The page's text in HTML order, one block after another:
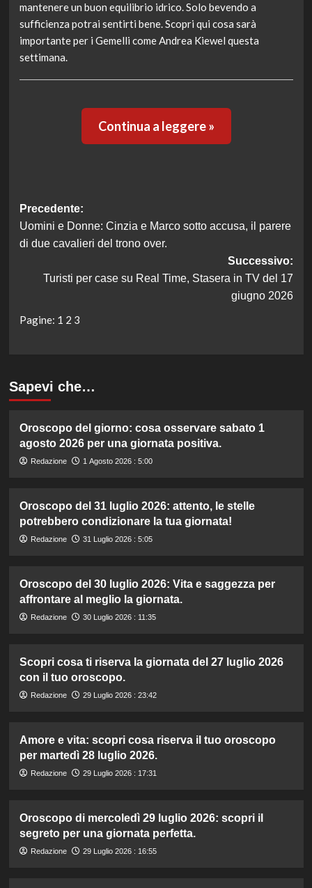
mantenere un buon equilibrio idrico. Solo bevendo a
sufficienza potrai sentirti bene. Scopri qui cosa sarà
importante per i Gemelli come Andrea Kiewel questa
settimana.
Continua a leggere »
Navigazione
articolo
Precedente:
Uomini e Donne: Cinzia e Marco sotto accusa, il parere
di due cavalieri del trono over.
Successivo:
Turisti per case su Real Time, Stasera in TV del 17
giugno 2026
Pagine: 1 2 3
Sapevi che…
Oroscopo del giorno: cosa osservare sabato 1
agosto 2026 per una giornata positiva.
Redazione 1 Agosto 2026 : 5:00
Oroscopo del 31 luglio 2026: attento, le stelle
potrebbero condizionare la tua giornata!
Redazione 31 Luglio 2026 : 5:05
Oroscopo del 30 luglio 2026: Vita e saggezza per
affrontare al meglio la giornata.
Redazione 30 Luglio 2026 : 11:35
Scopri cosa ti riserva la giornata del 27 luglio 2026
con il tuo oroscopo.
Redazione 29 Luglio 2026 : 23:42
Amore e vita: scopri cosa riserva il tuo oroscopo
per martedì 28 luglio 2026.
Redazione 29 Luglio 2026 : 17:31
Oroscopo di mercoledì 29 luglio 2026: scopri il
segreto per una giornata perfetta.
Redazione 29 Luglio 2026 : 16:55